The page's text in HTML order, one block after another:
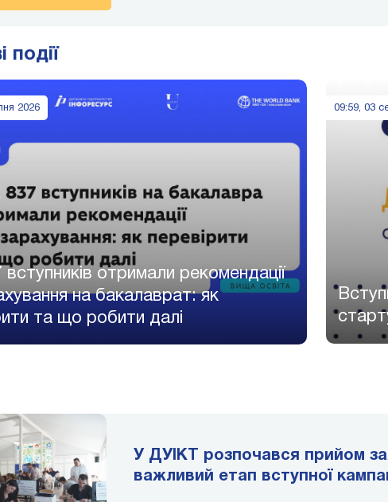
події
2026
вступників отримали рекомендації
на бакалаврат: як
та що робити далі
09:59, 03
У ДУІКТ розпочався прийом
важливий етап вступної